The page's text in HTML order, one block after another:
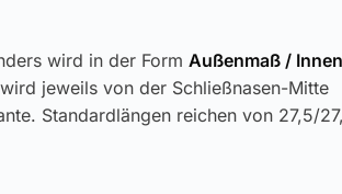
wird in der Form Außenmaß /
jeweils von der Schließnasen-Mitte
Standardlängen reichen von 27,5/